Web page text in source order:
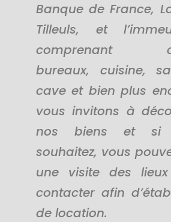
Banque de France,
Tilleuls, et
comprenant
bureaux, cuisine,
cave et bien plus
vous invitons à
nos biens et si
souhaitez, vous
une visite des
contacter afin
de location.